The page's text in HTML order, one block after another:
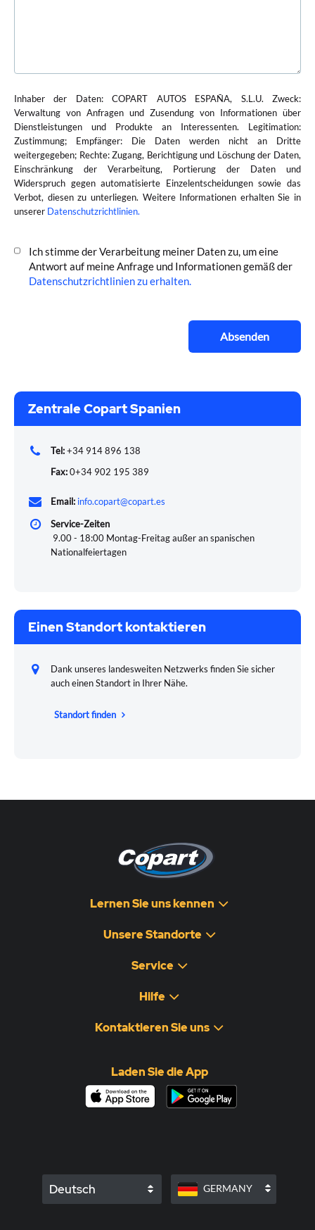
Inhaber der Daten: COPART AUTOS ESPAÑA, S.L.U. Zweck:
Verwaltung von Anfragen und Zusendung von Informationen über
Dienstleistungen und Produkte an Interessenten. Legitimation:
Zustimmung; Empfänger: Die Daten werden nicht an Dritte
weitergegeben; Rechte: Zugang, Berichtigung und Löschung der Daten,
Einschränkung der Verarbeitung, Portierung der Daten und
Widerspruch gegen automatisierte Einzelentscheidungen sowie das
Verbot, diesen zu unterliegen. Weitere Informationen erhalten Sie in
unserer Datenschutzrichtlinien.
Ich stimme der Verarbeitung meiner Daten zu, um eine
Antwort auf meine Anfrage und Informationen gemäß der
Datenschutzrichtlinien zu erhalten.
Absenden
Zentrale Copart Spanien
Tel:+34 914 896 138
Fax:0+34 902 195 389
Email: info.copart@copart.es
Service-Zeiten
9.00 - 18:00 Montag-Freitag außer an spanischen
Nationalfeiertagen
Einen Standort kontaktieren
Dank unseres landesweiten Netzwerks finden Sie sicher
auch einen Standort in Ihrer Nähe.
Standort finden
Lernen Sie uns kennen
Unsere Standorte
Service
Hilfe
Kontaktieren Sie uns
Laden Sie die App
Deutsch GERMANY